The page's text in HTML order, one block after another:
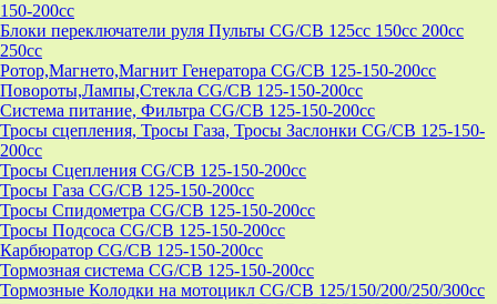
150-200cc
Блоки переключатели руля Пульты CG/CB 125cc 150cc 200cc
250cc
Ротор,Магнето,Магнит Генератора CG/CB 125-150-200cc
Повороты,Лампы,Стекла CG/CB 125-150-200cc
Система питание, Фильтра CG/CB 125-150-200cc
Тросы сцепления, Тросы Газа, Тросы Заслонки CG/CB 125-150-
200cc
Тросы Сцепления CG/CB 125-150-200cc
Тросы Газа CG/CB 125-150-200cc
Тросы Спидометра CG/CB 125-150-200cc
Тросы Подсоса CG/CB 125-150-200cc
Карбюратор CG/CB 125-150-200cc
Тормозная система CG/CB 125-150-200cc
Тормозные Колодки на мотоцикл CG/CB 125/150/200/250/300cc